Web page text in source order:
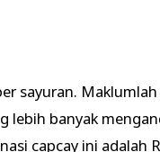
sayuran.
lebih banyak
capcay ini adalah